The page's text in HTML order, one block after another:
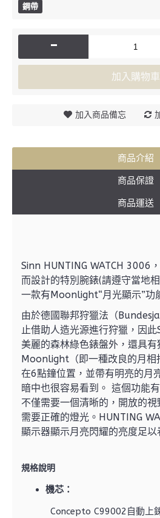
鋼帶
-
加入購物車
加入商品備忘
商品介紹
商品保證
商品運送
Sinn HUNTING WATCH 3006
而設計的特別腕錶(請遵守當地
一款有Moonlight“月光顯示”功
由於德國聯邦狩獵法（
止借助人造光源進行狩獵，因
美麗的森林綠色錶盤外，還具有
Moonlight（即一種改良的月相
在6點鐘位置，並帶有明亮的月
暗中也很容易看到。 這個功能
不僅需要一個清晰的，開放的
需要正確的燈光。HUNTING
顯示器顯示月亮閃耀的亮度足以
規格說明
機芯：
Concepto C99002自動上